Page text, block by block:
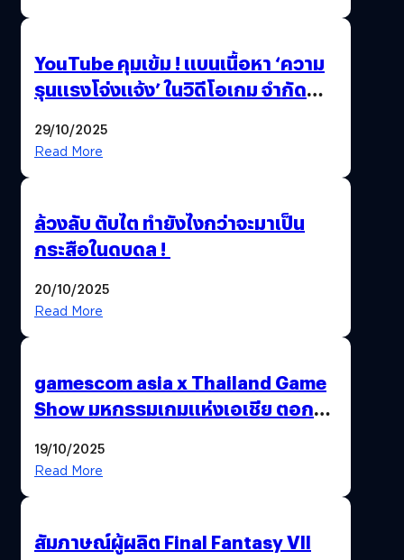
YouTube คุมเข้ม ! แบนเนื้อหา ‘ความ
รุนแรงโจ่งแจ้ง’ ในวิดีโอเกม จำกัด
29/10/2025
Read More
ล้วงลับ ตับไต ทำยังไงกว่าจะมาเป็น
กระสือในดบดล !
20/10/2025
Read More
gamescom asia x Thailand Game
Show มหกรรมเกมแห่งเอเชีย ตอกย้ำ
พาณิชย์ร่วมชูความสำเร็จ
19/10/2025
Read More
สัมภาษณ์ผู้ผลิต Final Fantasy VII